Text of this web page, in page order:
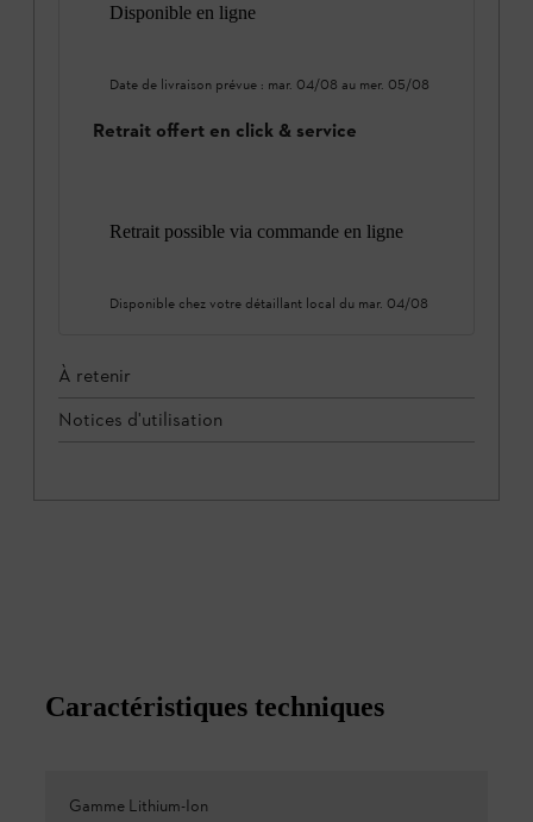
Disponible en ligne
Date de livraison prévue : mar. 04/08 au mer. 05/08
Retrait offert en click & service
Retrait possible via commande en ligne
Disponible chez votre détaillant local du mar. 04/08
À retenir
Notices d'utilisation
Caractéristiques techniques
Gamme Lithium-Ion